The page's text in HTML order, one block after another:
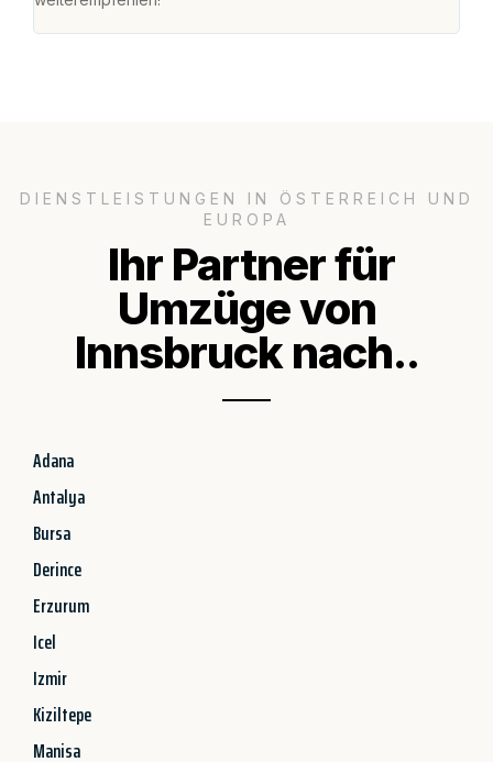
DIENSTLEISTUNGEN IN ÖSTERREICH UND
EUROPA
Ihr Partner für
Umzüge von
Innsbruck nach..
Adana
Antalya
Bursa
Derince
Erzurum
Icel
Izmir
Kiziltepe
Manisa